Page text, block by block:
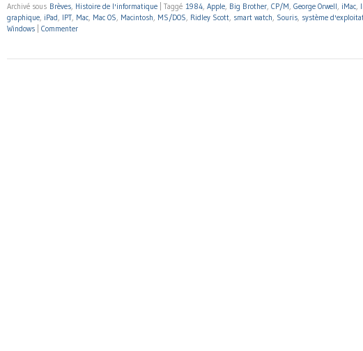
Archivé sous Brèves, Histoire de l'informatique Taggé 1984, Apple, Big Brother, CP/M, George Orwell, iMac,
graphique, iPad, IPT, Mac, Mac OS, Macintosh, MS/DOS, Ridley Scott, smart watch, Souris, système
Windows
Commenter